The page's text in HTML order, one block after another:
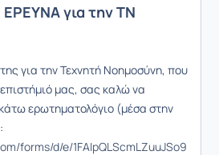
για την ΤΝ
για την Τεχνητή Νοημοσύνη, που
μας, σας καλώ να
ερωτηματολόγιο (μέσα στην
forms/d/e/1FAIpQLScmLZuuJSo9